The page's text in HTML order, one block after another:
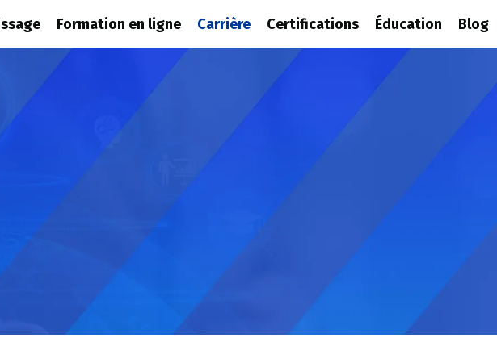
Formation en ligne Carrière Certifications Éducation Blog